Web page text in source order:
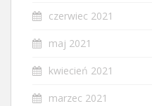
czerwiec 2021
maj 2021
kwiecień 2021
marzec 2021